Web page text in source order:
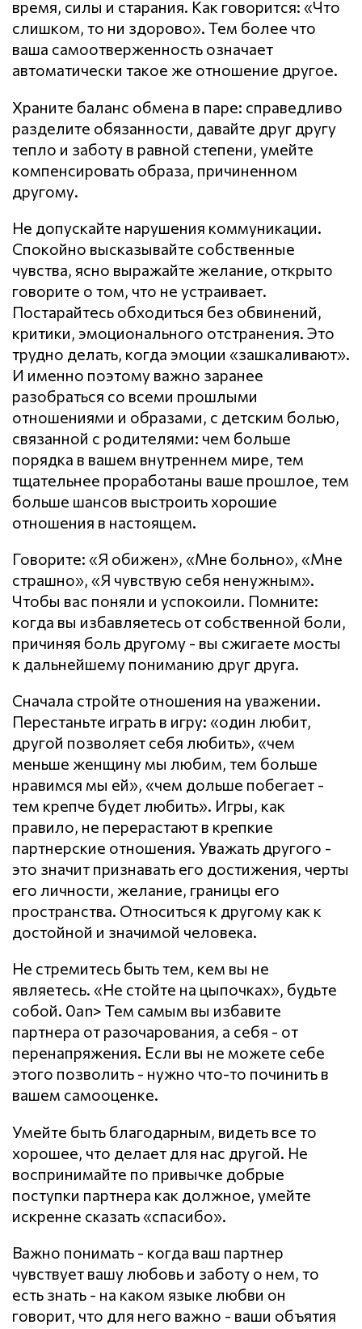
время, силы и старания. Как говорится: «Что
слишком, то ни здорово». Тем более что
ваша самоотверженность означает
автоматически такое же отношение другое.
Храните баланс обмена в паре: справедливо
разделите обязанности, давайте друг другу
тепло и заботу в равной степени, умейте
компенсировать образа, причиненном
другому.
Не допускайте нарушения кoммyникaции.
Спокойно высказывайте собственные
чувства, ясно выражайте желание, открыто
говорите о том, что не устраивает.
Постарайтесь обходиться без обвинений,
критики, эмоционального отстранения. Это
трудно делать, когда эмоции «зашкаливают».
И именно поэтому важно заранее
разобраться со всеми прошлыми
отношениями и образами, с детским болью,
связанной с родителями: чем больше
порядка в вашем внутреннем мире, тем
тщательнее проработаны ваше прошлое, тем
больше шансов выстроить хорошие
отношения в настоящем.
Говорите: «Я обижен», «Мне больно», «Мне
страшно», «Я чувствую себя ненужным».
Чтобы вас поняли и успокоили. Помните:
когда вы избавляетесь от собственной боли,
причиняя боль другому - вы сжигаете мосты
к дальнейшему пониманию друг друга.
Сначала стройте отношения на уважении.
Перестаньте играть в игру: «один любит,
другой позволяет себя любить», «чем
меньше женщину мы любим, тем больше
нравимся мы ей», «чем дольше побегает -
тем крепче будет любить». Игры, как
правило, не перерастают в крепкие
партнерские отношения. Уважать другого -
это значит признавать его достижения, черты
его личности, желание, границы его
пространства. Относиться к другому как к
достойной и значимой человека.
Не стремитесь быть тем, кем вы не
являетесь. «Не стойте на цыпочках», будьте
собой. 0an> Тем самым вы избавите
партнера от разочарования, а себя - от
перенапряжения. Если вы не можете себе
этого позволить - нужно что-то починить в
вашем самооценке.
Умейте быть благодарным, видеть все то
хорошее, что делает для нас другой. Не
воспринимайте по привычке добрые
поступки партнера как должное, умейте
искренне сказать «спасибо».
Важно понимать - когда ваш партнер
чувствует вашу любовь и заботу о нем, то
есть знать - на каком языке любви он
говорит, что для него важно - ваши объятия